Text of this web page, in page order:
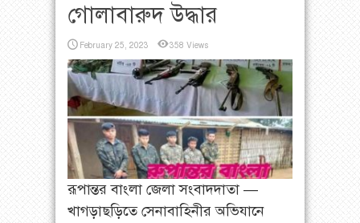
গোলাবারুদ উদ্ধার
February 25, 2023 358 Views
রূপান্তর বাংলা জেলা সংবাদদাতা —
খাগড়াছড়িতে সেনাবাহিনীর অভিযানে